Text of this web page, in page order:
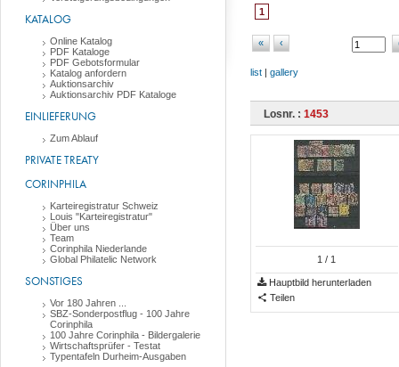
KATALOG
Online Katalog
PDF Kataloge
PDF Gebotsformular
Katalog anfordern
Auktionsarchiv
Auktionsarchiv PDF Kataloge
EINLIEFERUNG
Zum Ablauf
PRIVATE TREATY
CORINPHILA
Karteiregistratur Schweiz
Louis "Karteiregistratur"
Über uns
Team
Corinphila Niederlande
Global Philatelic Network
SONSTIGES
Vor 180 Jahren ...
SBZ-Sonderpostflug - 100 Jahre
Corinphila
100 Jahre Corinphila - Bildergalerie
Wirtschaftsprüfer - Testat
Typentafeln Durheim-Ausgaben
1
« ‹
list | gallery
Losnr. : 1453
1 / 1
Hauptbild herunterladen
Teilen